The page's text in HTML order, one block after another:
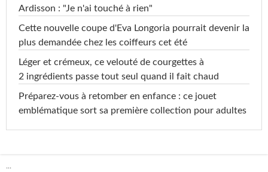
Ardisson : "Je n'ai touché à rien"
Cette nouvelle coupe d'Eva Longoria pourrait devenir la
plus demandée chez les coiffeurs cet été
Léger et crémeux, ce velouté de courgettes à
2 ingrédients passe tout seul quand il fait chaud
Préparez-vous à retomber en enfance : ce jouet
emblématique sort sa première collection pour adultes
...